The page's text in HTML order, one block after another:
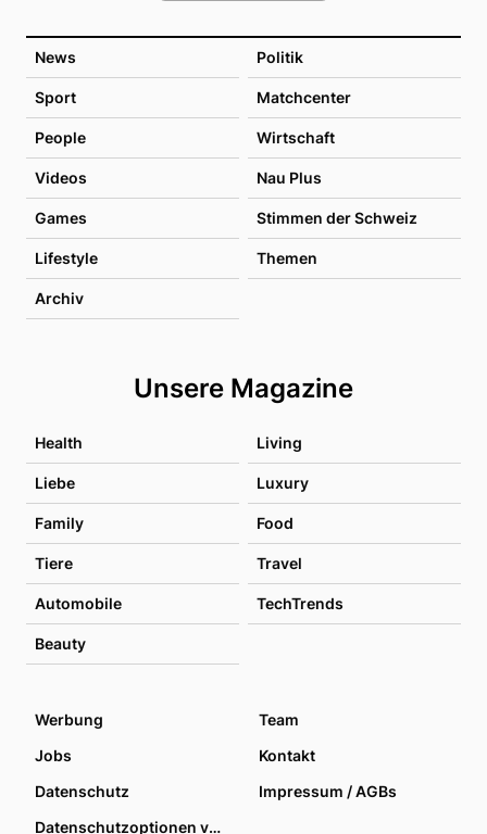
News Politik
Sport Matchcenter
People Wirtschaft
Videos Nau Plus
Games Stimmen der Schweiz
Lifestyle Themen
Archiv
Unsere Magazine
Health Living
Liebe Luxury
Family Food
Tiere Travel
Automobile TechTrends
Beauty
Werbung
Team
Jobs
Kontakt
Datenschutz
Impressum / AGBs
Datenschutzoptionen verwalten